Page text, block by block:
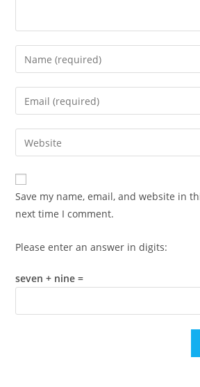
Enter
your
name
comment
Enter
your
email
address
comment
Enter
your
website
URL
(optional)
Save my name, email, and website in
next time I comment.
Please enter an answer in digits:
seven + nine =